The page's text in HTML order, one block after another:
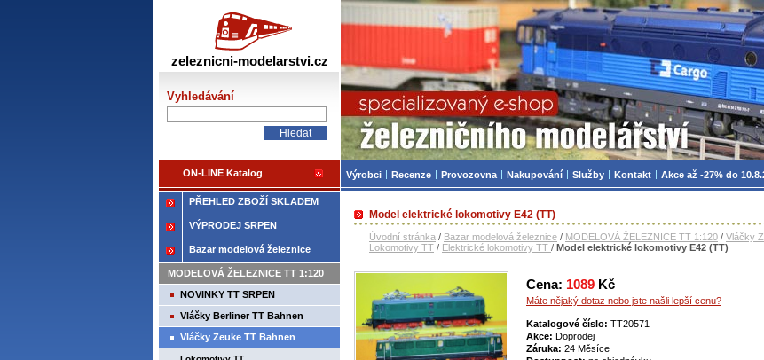
Model elektrické lokomotivy E42 (TT)
Úvodní stránka / Bazar modelová železnice / MODELOVÁ ŽELEZNICE TT 1:120 / Vláčky
Lokomotivy TT / Elektrické lokomotivy TT / Model elektrické lokomotivy E42 (TT)
Cena: 1089 Kč
Máte nějaký dotaz nebo jste našli lepší cenu?
Katalogové číslo: TT20571
Akce: Doprodej
Záruka: 24 Měsíce
PŘEHLED ZBOŽÍ SKLADEM
VÝPRODEJ SRPEN
Bazar modelová železnice
MODELOVÁ ŽELEZNICE TT 1:120
NOVINKY TT SRPEN
Vláčky Berliner TT Bahnen
Vláčky Zeuke TT Bahnen
zeleznicni-modelarstvi.cz
Vyhledávání
ON-LINE Katalog
Železniční modelářství, modely, TT, H0,
Výrobci Recenze Provozovna Nakupování Služby Kontakt Akce až -27% do